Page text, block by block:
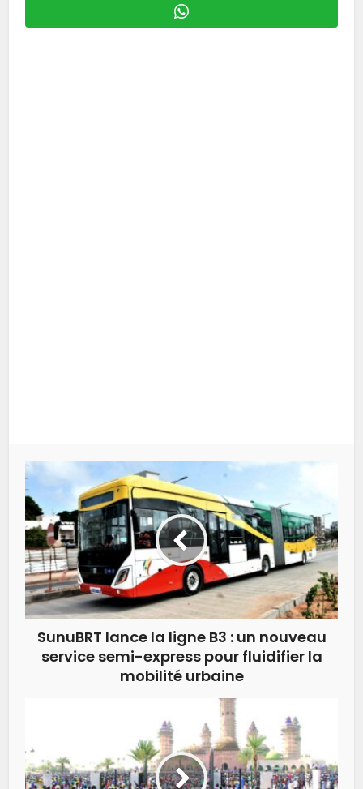
SunuBRT lance la ligne B3 : un nouveau
service semi-express pour fluidifier la
mobilité urbaine